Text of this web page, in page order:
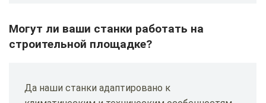
Могут ли ваши станки работать на
строительной площадке?
Да наши станки адаптировано к